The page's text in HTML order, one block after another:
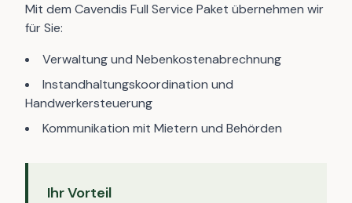
Mit dem Cavendis Full Service Paket übernehmen wir
für Sie:
Verwaltung und Nebenkostenabrechnung
Instandhaltungskoordination und
Handwerkersteuerung
Kommunikation mit Mietern und Behörden
Ihr Vorteil